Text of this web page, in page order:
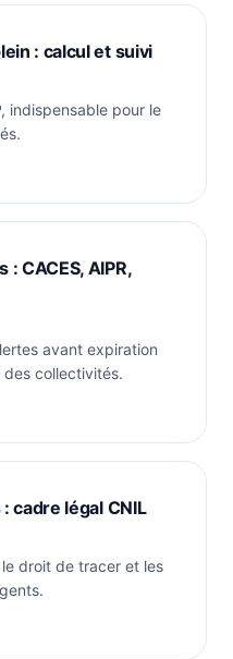
: calcul et suivi
indispensable pour le
CACES, AIPR,
avant expiration
collectivités.
cadre légal CNIL
droit de tracer et les